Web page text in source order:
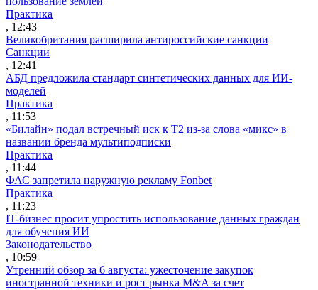
Практика
, 12:43
Великобритания расширила антироссийские санкции
Санкции
, 12:41
АБД предложила стандарт синтетических данных для ИИ-
моделей
Практика
, 11:53
«Билайн» подал встречный иск к Т2 из-за слова «микс» в
названии бренда мультиподписки
Практика
, 11:44
ФАС запретила наружную рекламу Fonbet
Практика
, 11:23
IT-бизнес просит упростить использование данных граждан
для обучения ИИ
Законодательство
, 10:59
Утренний обзор за 6 августа: ужесточение закупок
иностранной техники и рост рынка M&A за счет